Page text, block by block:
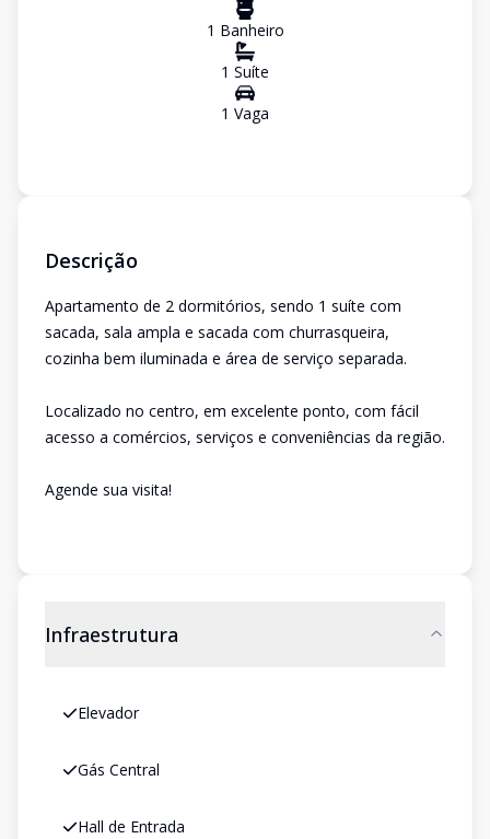
1 Banheiro
1 Suíte
1 Vaga
Descrição
Apartamento de 2 dormitórios, sendo 1 suíte com
sacada, sala ampla e sacada com churrasqueira,
cozinha bem iluminada e área de serviço separada.
Localizado no centro, em excelente ponto, com fácil
acesso a comércios, serviços e conveniências da região.
Agende sua visita!
Infraestrutura
Elevador
Gás Central
Hall de Entrada